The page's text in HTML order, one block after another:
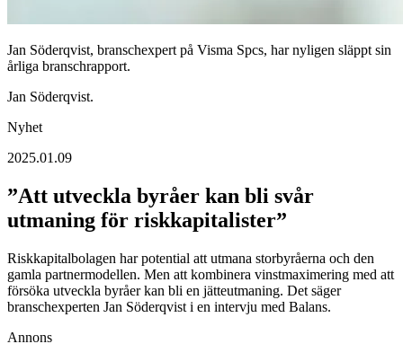
Jan Söderqvist, branschexpert på Visma Spcs, har nyligen släppt sin
årliga branschrapport.
Jan Söderqvist.
Nyhet
2025.01.09
”Att utveckla byråer kan bli svår
utmaning för riskkapitalister”
Riskkapitalbolagen har potential att utmana storbyråerna och den
gamla partnermodellen. Men att kombinera vinstmaximering med att
försöka utveckla byråer kan bli en jätteutmaning. Det säger
branschexperten Jan Söderqvist i en intervju med Balans.
Annons